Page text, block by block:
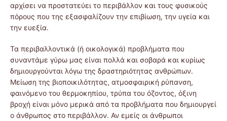
αρχίσει να προστατεύει το περιβάλλον και τους φυσικούς
πόρους που της εξασφαλίζουν την επιβίωση, την υγεία και
την ευεξία.
Τα περιβαλλοντικά (ή οικολογικά) προβλήματα που
συναντάμε γύρω μας είναι πολλά και σοβαρά και κυρίως
δημιουργούνται λόγω της δραστηριότητας ανθρώπων.
Μείωση της βιοποικιλότητας, ατμοσφαιρική ρύπανση,
φαινόμενο του θερμοκηπίου, τρύπα του όζοντος, όξινη
βροχή είναι μόνο μερικά από τα προβλήματα που δημιουργεί
ο άνθρωπος στο περιβάλλον. Αν εμείς οι άνθρωποι